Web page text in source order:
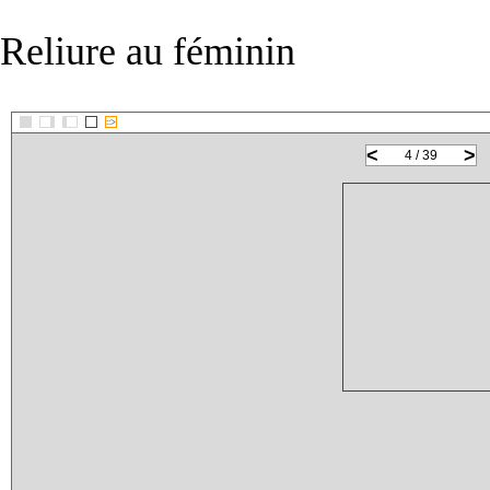
Reliure au féminin
::>
< >
4 / 39